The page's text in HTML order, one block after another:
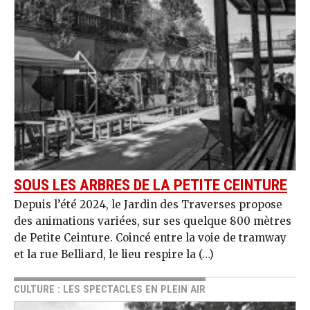
SOUS LES ARBRES DE LA PETITE CEINTURE
Depuis l’été 2024, le Jardin des Traverses propose
des animations variées, sur ses quelque 800 mètres
de Petite Ceinture. Coincé entre la voie de tramway
et la rue Belliard, le lieu respire la (…)
CULTURE : LES SPECTACLES EN PLEIN AIR